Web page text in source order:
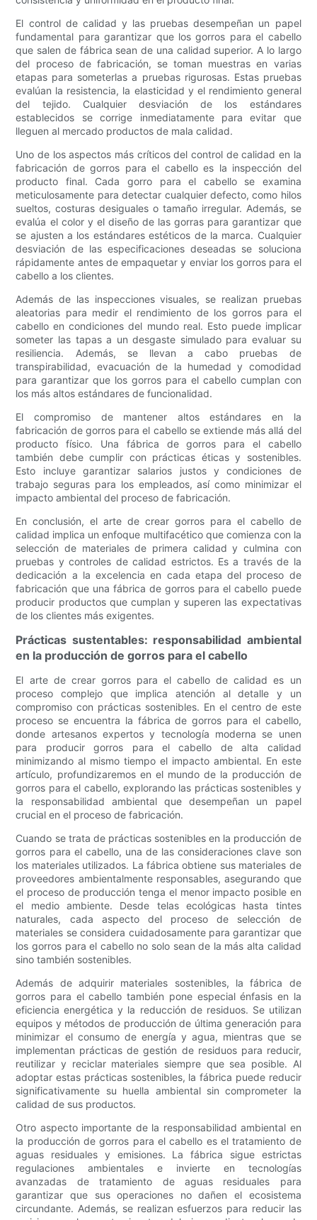
El control de calidad y las pruebas desempeñan un papel
fundamental para garantizar que los gorros para el cabello
que salen de fábrica sean de una calidad superior. A lo largo
del proceso de fabricación, se toman muestras en varias
etapas para someterlas a pruebas rigurosas. Estas pruebas
evalúan la resistencia, la elasticidad y el rendimiento general
del tejido. Cualquier desviación de los estándares
establecidos se corrige inmediatamente para evitar que
lleguen al mercado productos de mala calidad.
Uno de los aspectos más críticos del control de calidad en la
fabricación de gorros para el cabello es la inspección del
producto final. Cada gorro para el cabello se examina
meticulosamente para detectar cualquier defecto, como hilos
sueltos, costuras desiguales o tamaño irregular. Además, se
evalúa el color y el diseño de las gorras para garantizar que
se ajusten a los estándares estéticos de la marca. Cualquier
desviación de las especificaciones deseadas se soluciona
rápidamente antes de empaquetar y enviar los gorros para el
cabello a los clientes.
Además de las inspecciones visuales, se realizan pruebas
aleatorias para medir el rendimiento de los gorros para el
cabello en condiciones del mundo real. Esto puede implicar
someter las tapas a un desgaste simulado para evaluar su
resiliencia. Además, se llevan a cabo pruebas de
transpirabilidad, evacuación de la humedad y comodidad
para garantizar que los gorros para el cabello cumplan con
los más altos estándares de funcionalidad.
El compromiso de mantener altos estándares en la
fabricación de gorros para el cabello se extiende más allá del
producto físico. Una fábrica de gorros para el cabello
también debe cumplir con prácticas éticas y sostenibles.
Esto incluye garantizar salarios justos y condiciones de
trabajo seguras para los empleados, así como minimizar el
impacto ambiental del proceso de fabricación.
En conclusión, el arte de crear gorros para el cabello de
calidad implica un enfoque multifacético que comienza con la
selección de materiales de primera calidad y culmina con
pruebas y controles de calidad estrictos. Es a través de la
dedicación a la excelencia en cada etapa del proceso de
fabricación que una fábrica de gorros para el cabello puede
producir productos que cumplan y superen las expectativas
de los clientes más exigentes.
Prácticas sustentables: responsabilidad ambiental
en la producción de gorros para el cabello
El arte de crear gorros para el cabello de calidad es un
proceso complejo que implica atención al detalle y un
compromiso con prácticas sostenibles. En el centro de este
proceso se encuentra la fábrica de gorros para el cabello,
donde artesanos expertos y tecnología moderna se unen
para producir gorros para el cabello de alta calidad
minimizando al mismo tiempo el impacto ambiental. En este
artículo, profundizaremos en el mundo de la producción de
gorros para el cabello, explorando las prácticas sostenibles y
la responsabilidad ambiental que desempeñan un papel
crucial en el proceso de fabricación.
Cuando se trata de prácticas sostenibles en la producción de
gorros para el cabello, una de las consideraciones clave son
los materiales utilizados. La fábrica obtiene sus materiales de
proveedores ambientalmente responsables, asegurando que
el proceso de producción tenga el menor impacto posible en
el medio ambiente. Desde telas ecológicas hasta tintes
naturales, cada aspecto del proceso de selección de
materiales se considera cuidadosamente para garantizar que
los gorros para el cabello no solo sean de la más alta calidad
sino también sostenibles.
Además de adquirir materiales sostenibles, la fábrica de
gorros para el cabello también pone especial énfasis en la
eficiencia energética y la reducción de residuos. Se utilizan
equipos y métodos de producción de última generación para
minimizar el consumo de energía y agua, mientras que se
implementan prácticas de gestión de residuos para reducir,
reutilizar y reciclar materiales siempre que sea posible. Al
adoptar estas prácticas sostenibles, la fábrica puede reducir
significativamente su huella ambiental sin comprometer la
calidad de sus productos.
Otro aspecto importante de la responsabilidad ambiental en
la producción de gorros para el cabello es el tratamiento de
aguas residuales y emisiones. La fábrica sigue estrictas
regulaciones ambientales e invierte en tecnologías
avanzadas de tratamiento de aguas residuales para
garantizar que sus operaciones no dañen el ecosistema
circundante. Además, se realizan esfuerzos para reducir las